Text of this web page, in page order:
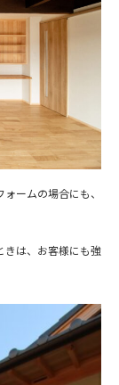
ームの場合にも、
きは、お客様にも強